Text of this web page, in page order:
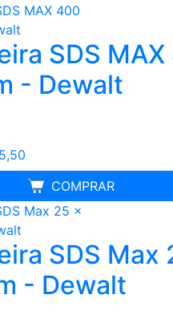
SDS
- Dewalt
COMPRAR
MELHOR PREÇO
SDS Max
- Dewalt